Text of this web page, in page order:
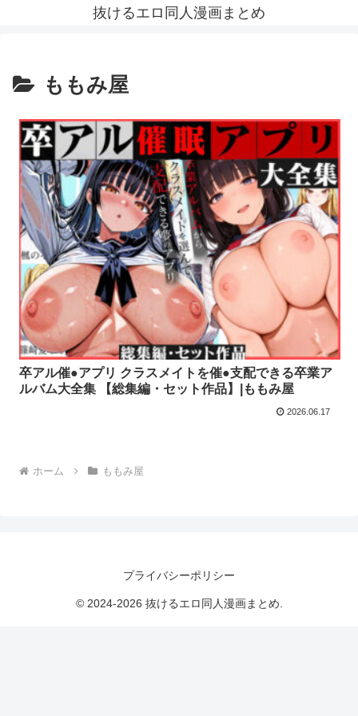
抜けるエロ同人漫画まとめ
ももみ屋
卒アル催●アプリ クラスメイトを催●支配できる卒業ア
ルバム大全集 【総集編・セット作品】|ももみ屋
2026.06.17
ホーム ももみ屋
プライバシーポリシー
© 2024-2026 抜けるエロ同人漫画まとめ.